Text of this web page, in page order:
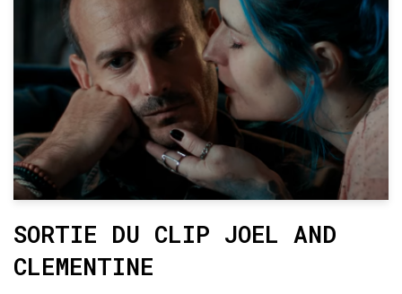
SORTIE DU CLIP JOEL AND
CLEMENTINE